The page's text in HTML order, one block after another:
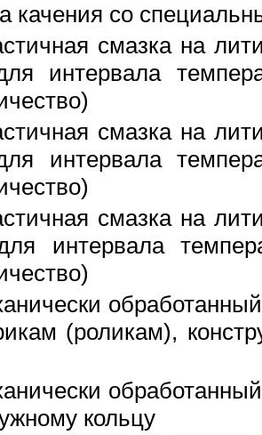
качения со
смазка на
интервала
смазка на
интервала
смазка на
интервала
(роликам),
кольцу